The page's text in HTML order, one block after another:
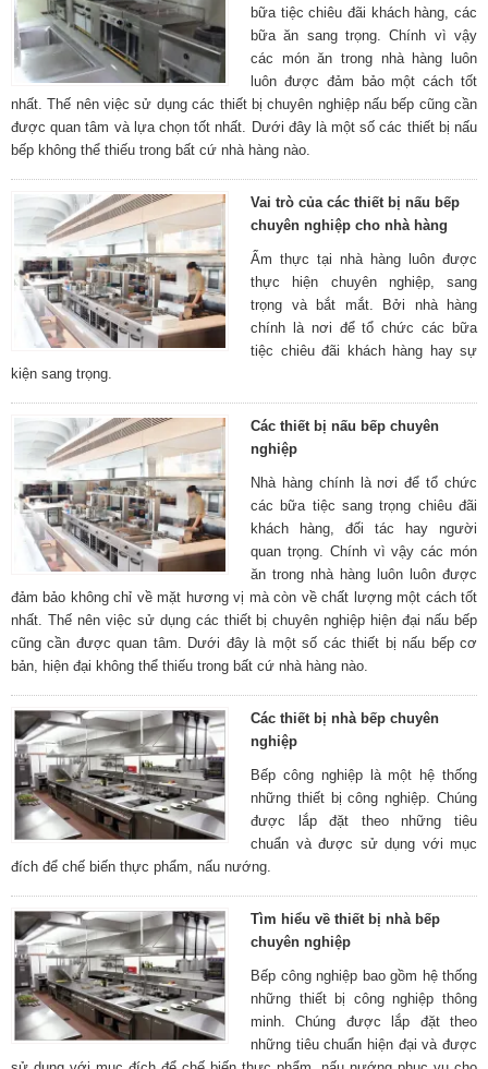
bữa tiệc chiêu đãi khách hàng, các
bữa ăn sang trọng. Chính vì vậy
các món ăn trong nhà hàng luôn
luôn được đảm bảo một cách tốt
nhất. Thế nên việc sử dụng các thiết bị chuyên nghiệp nấu bếp cũng cần
được quan tâm và lựa chọn tốt nhất. Dưới đây là một số các thiết bị nấu
bếp không thể thiếu trong bất cứ nhà hàng nào.
Vai trò của các thiết bị nấu bếp
chuyên nghiệp cho nhà hàng
Ẩm thực tại nhà hàng luôn được
thực hiện chuyên nghiệp, sang
trọng và bắt mắt. Bởi nhà hàng
chính là nơi để tổ chức các bữa
tiệc chiêu đãi khách hàng hay sự
kiện sang trọng.
Các thiết bị nấu bếp chuyên
nghiệp
Nhà hàng chính là nơi để tổ chức
các bữa tiệc sang trọng chiêu đãi
khách hàng, đối tác hay người
quan trọng. Chính vì vậy các món
ăn trong nhà hàng luôn luôn được
đảm bảo không chỉ về mặt hương vị mà còn về chất lượng một cách tốt
nhất. Thế nên việc sử dụng các thiết bị chuyên nghiệp hiện đại nấu bếp
cũng cần được quan tâm. Dưới đây là một số các thiết bị nấu bếp cơ
bản, hiện đại không thể thiếu trong bất cứ nhà hàng nào.
Các thiết bị nhà bếp chuyên
nghiệp
Bếp công nghiệp là một hệ thống
những thiết bị công nghiệp. Chúng
được lắp đặt theo những tiêu
chuẩn và được sử dụng với mục
đích để chế biến thực phẩm, nấu nướng.
Tìm hiểu về thiết bị nhà bếp
chuyên nghiệp
Bếp công nghiệp bao gồm hệ thống
những thiết bị công nghiệp thông
minh. Chúng được lắp đặt theo
những tiêu chuẩn hiện đại và được